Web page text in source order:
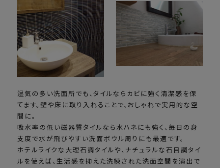
湿気の多い洗面所でも、タイルならカビに強く清潔感を保
てます。壁や床に取り入れることで、おしゃれで実用的な空
間に。
吸水率の低い磁器質タイルなら水ハネにも強く、毎日の身
支度で水が飛びやすい洗面ボウル周りにも最適です。
ホテルライクな大理石調タイルや、ナチュラルな石目調タイ
ルを使えば、生活感を抑えた洗練された洗面空間を演出で